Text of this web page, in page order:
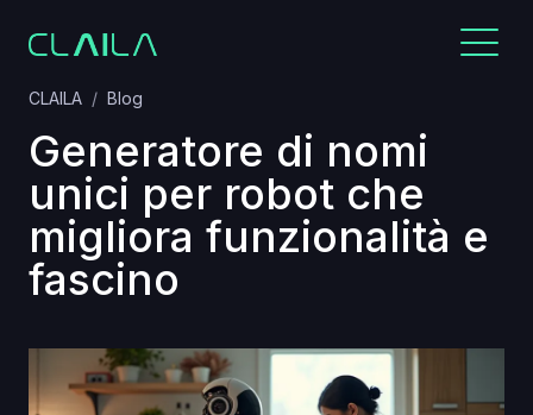
CLAILA Blog
Generatore di nomi
unici per robot che
migliora funzionalità e
fascino